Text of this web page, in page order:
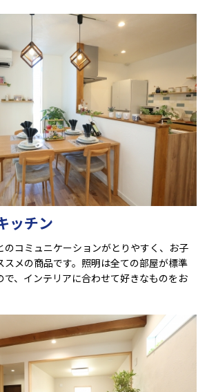
ッチン
のコミュニケーションがとりやすく、お子
スメの商品です。照明は全ての部屋が標準
で、インテリアに合わせて好きなものをお